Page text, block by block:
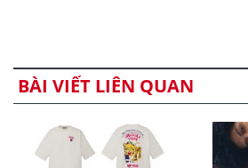
BÀI VIẾT LIÊN QUAN